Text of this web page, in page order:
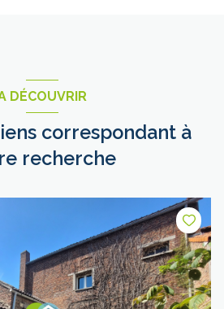
DÉCOUVRIR
correspondant à
recherche